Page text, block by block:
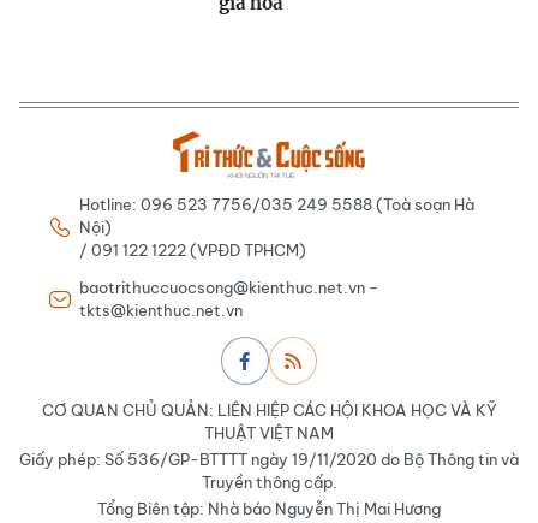
Hotline: 096 523 7756/035 249 5588 (Toà soạn Hà
Nội)
/ 091 122 1222 (VPĐD TPHCM)
baotrithuccuocsong@kienthuc.net.vn -
tkts@kienthuc.net.vn
CƠ QUAN CHỦ QUẢN: LIÊN HIỆP CÁC HỘI KHOA HỌC VÀ KỸ
THUẬT VIỆT NAM
Giấy phép: Số 536/GP-BTTTT ngày 19/11/2020 do Bộ Thông tin và
Truyền thông cấp.
Tổng Biên tập: Nhà báo Nguyễn Thị Mai Hương